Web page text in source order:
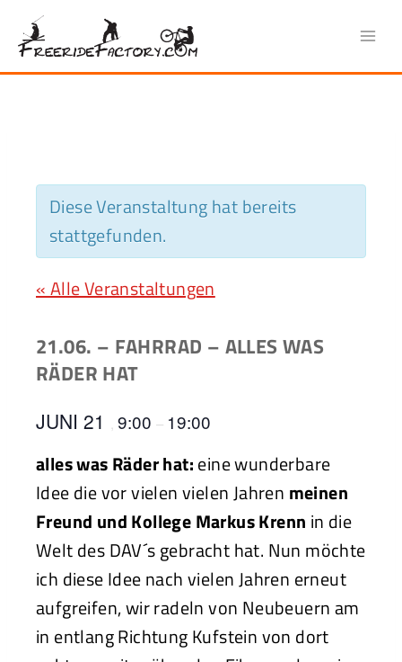
Inhalt
springen
Diese Veranstaltung hat bereits
stattgefunden.
« Alle Veranstaltungen
21.06. – FAHRRAD – ALLES WAS
RÄDER HAT
JUNI 21 9:00 – 19:00
alles was Räder hat:eine wunderbare
Idee die vor vielen vielen Jahren meinen
Freund und Kollege Markus Krenn in die
Welt des DAV´s gebracht hat. Nun möchte
ich diese Idee nach vielen Jahren erneut
aufgreifen, wir radeln von Neubeuern am
in entlang Richtung Kufstein von dort